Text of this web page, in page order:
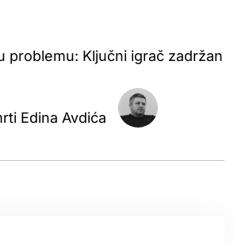
problemu: Ključni igrač zadržan
Edina Avdića